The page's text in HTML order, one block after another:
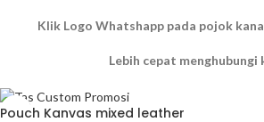
Klik Logo Whatshapp pada pojok
Lebih cepat menghubungi
Pouch Kanvas mixed leather